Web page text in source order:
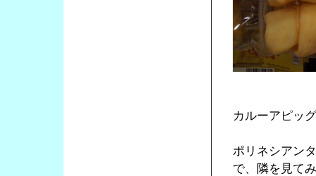
カルーアピッ
ポリネシアン
で、隣を見て